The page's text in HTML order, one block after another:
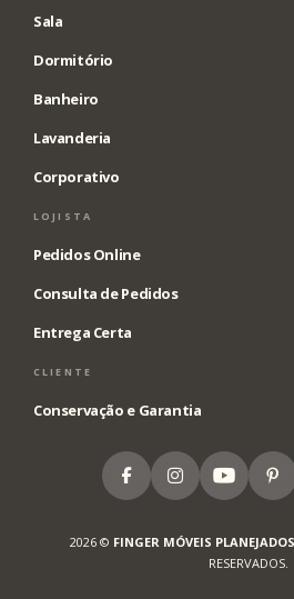
Sala
Dormitório
Banheiro
Lavanderia
Corporativo
LOJISTA
Pedidos Online
Consulta de Pedidos
Entrega Certa
CLIENTE
Conservação e Garantia
FacebookInstagramYoutube
2026 © FINGER MÓVEIS PLANEJADOS
RESERVADOS.